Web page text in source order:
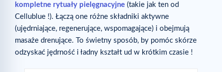
kompletne rytuały pielęgnacyjne (takie jak ten od
Cellublue !). Łączą one różne składniki aktywne
(ujędrniające, regenerujące, wspomagające) i obejmują
masaże drenujące. To świetny sposób, by pomóc skórze
odzyskać jędrność i ładny kształt ud w krótkim czasie !